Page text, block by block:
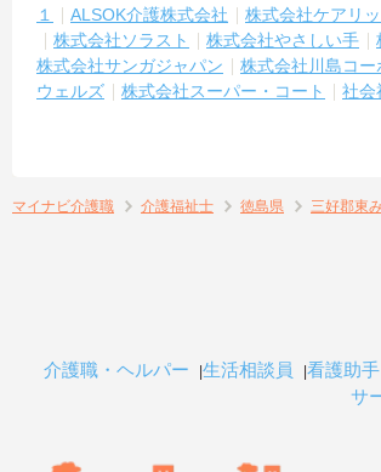
１
ALSOK介護株式会社 株式会社ケアリ
株式会社ソラスト
株式会社やさしい手
株式会社サンガジャパン
株式会社川島コー
ウェルズ
株式会社スーパー・コート 社会
マイナビ介護職 介護福祉士 徳島県 三好郡東
介護職・ヘルパー 生活相談員 看護助手
サ